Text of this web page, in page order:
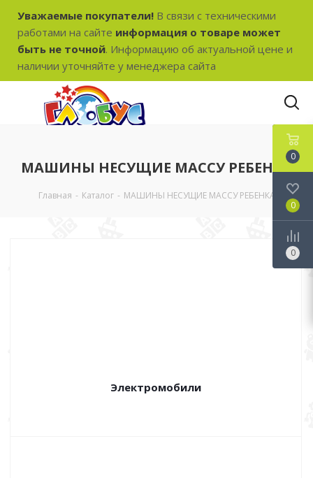
Уважаемые покупатели! В связи с техническими
работами на сайте информация о товаре может
быть не точной. Информацию об актуальной цене и
наличии уточняйте у менеджера сайта
МАШИНЫ НЕСУЩИЕ МАССУ РЕБЕНКА
Главная - Каталог - МАШИНЫ НЕСУЩИЕ МАССУ РЕБЕНКА
Электромобили
0
0
0